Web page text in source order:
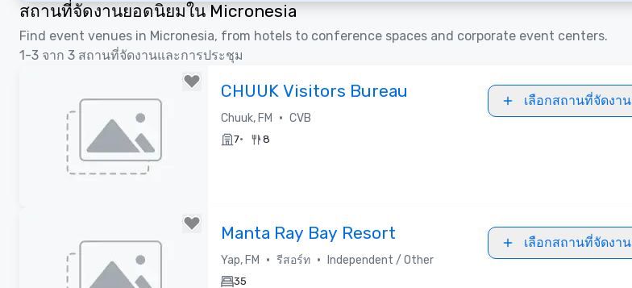
สถานที่จัดงานยอดนิยมใน Micronesia
Find event venues in Micronesia, from hotels to conference spaces and corporate event centers.
1-3 จาก 3 สถานที่จัดงานและการประชุม
CHUUK Visitors Bureau
Chuuk, FM • CVB
เลือกสถานที่จัดงาน
7• 8
Manta Ray Bay Resort
Yap, FM • รีสอร์ท • Independent / Other
เลือกสถานที่จัดงาน
35